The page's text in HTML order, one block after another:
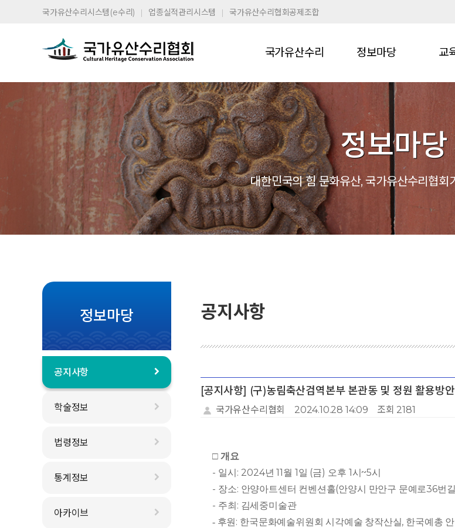
국가유산수리시스템(e수리) 업종실적관리시스템 국가유산수리협회공제조합
국가유산수리 정보마당 교
정보마당
대한민국의 힘 문화유산,국가유산수리협회
정보마당
공지사항
학술정보
법령정보
통계정보
아카이브
공지사항
[공지사항] (구)농림축산검역본부 본관동 및 정원 활용방
국가유산수리협회 2024.10.28 14:09 조회 2181
□ 개요
- 일시 : 2024년11월 1일 (금) 오후 1시 ~5시
- 장소: 안양아트센터 컨벤션홀(안양시 만안구 문예로36번길
- 주최 : 김세중미술관
- 후원 : 한국문화예술위원회 시각예술 창작산실, 한국예총